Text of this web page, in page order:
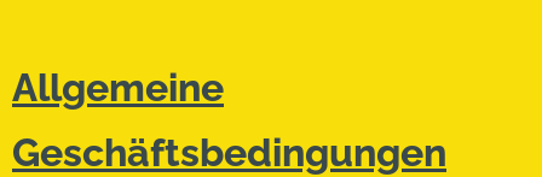
Allgemeine
Geschäftsbedingungen